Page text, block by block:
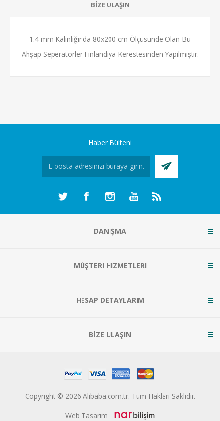
BİZE ULAŞIN
1.4 mm Kalınlığında 80x200 cm Ölçüsünde Olan Bu
Ahşap Seperatörler Finlandiya Kerestesinden Yapılmıştır.
Haber Bülteni
DANIŞMA
MÜŞTERI HIZMETLERI
HESAP DETAYLARIM
BİZE ULAŞIN
Copyright © 2026 Alibaba.com.tr. Tüm Hakları Saklıdır.
Web Tasarım